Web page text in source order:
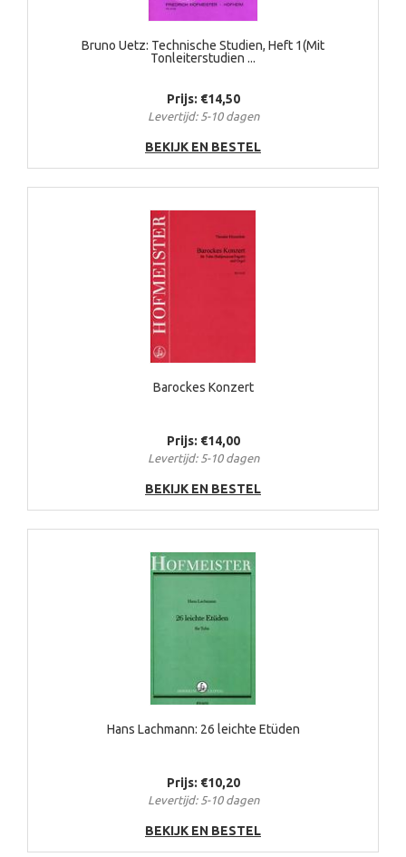
Bruno Uetz: Technische Studien, Heft 1(Mit
Tonleiterstudien ...
Prijs: €14,50
Levertijd: 5-10 dagen
BEKIJK EN BESTEL
Barockes Konzert
Prijs: €14,00
Levertijd: 5-10 dagen
BEKIJK EN BESTEL
Hans Lachmann: 26 leichte Etüden
Prijs: €10,20
Levertijd: 5-10 dagen
BEKIJK EN BESTEL